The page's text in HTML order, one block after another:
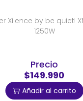
Xilence by be quiet!
1250W
Precio
$149.990
Añadir al carrito